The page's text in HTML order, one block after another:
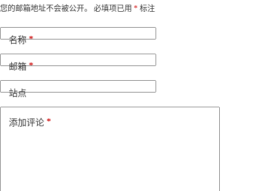
您的邮箱地址不会被公开。 必填项已用 * 标注
名称*
邮箱*
站点
添加评论 *
A
t
e
t
i